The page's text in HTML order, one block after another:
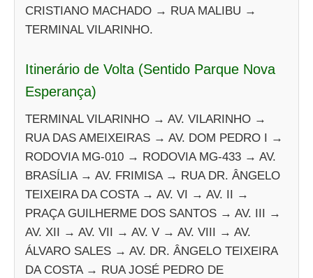
CRISTIANO MACHADO → RUA MALIBU →
TERMINAL VILARINHO.
Itinerário de Volta (Sentido Parque Nova
Esperança)
TERMINAL VILARINHO → AV. VILARINHO →
RUA DAS AMEIXEIRAS → AV. DOM PEDRO I →
RODOVIA MG-010 → RODOVIA MG-433 → AV.
BRASÍLIA → AV. FRIMISA → RUA DR. ÂNGELO
TEIXEIRA DA COSTA → AV. VI → AV. II →
PRAÇA GUILHERME DOS SANTOS → AV. III →
AV. XII → AV. VII → AV. V → AV. VIII → AV.
ÁLVARO SALES → AV. DR. ÂNGELO TEIXEIRA
DA COSTA → RUA JOSÉ PEDRO DE